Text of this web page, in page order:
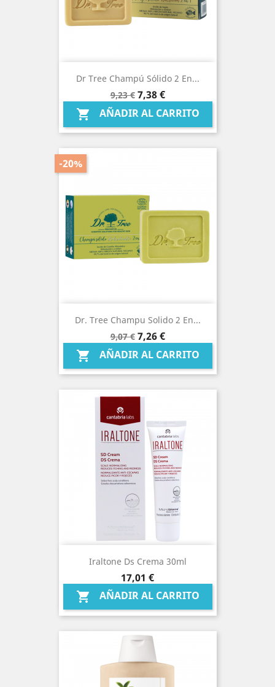
Dr Tree Champú Sólido 2 En...
Precio
base
9,23 € Precio
7,38 €
 AÑADIR AL CARRITO
Dr. Tree Champu Solido 2 En...
Precio
base
9,07 €
-20%
Precio
7,26 €
 AÑADIR AL CARRITO
Iraltone Ds Crema 30ml
Precio
17,01 €
 AÑADIR AL CARRITO